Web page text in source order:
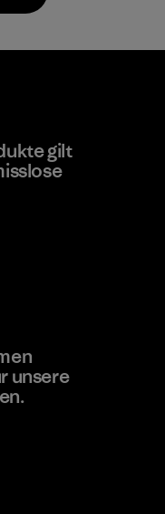
Ltdgilt
unsere